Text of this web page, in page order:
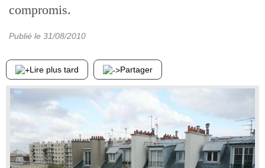
compromis.
Publié le 31/08/2010
Lire plus tard Partager